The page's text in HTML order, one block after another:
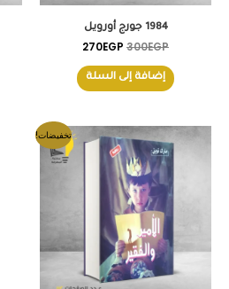
1984 جورج أورويل
300EGP
270EGP
إضافة إلى السلة
تخفيضات!
السعر
الأصلي
هو:
200EGP.
السعر
الحالي